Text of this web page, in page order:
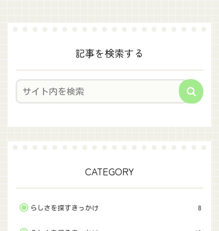
記事を検索する
CATEGORY
らしさを探すきっかけ 8